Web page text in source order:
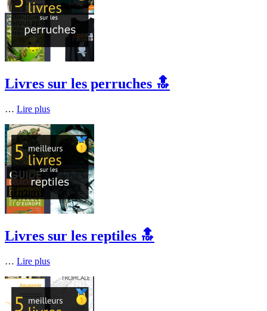
Livres sur les perruches 🔝
… Lire plus
Livres sur les reptiles 🔝
… Lire plus